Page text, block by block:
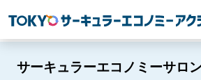
サーキュラーエコノミーサロ